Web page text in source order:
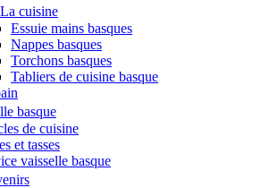
La cuisine
Essuie mains basques
Nappes basques
Torchons basques
Tabliers de cuisine basque
basque
de cuisine
et tasses
vaisselle basque